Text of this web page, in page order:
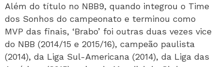
Além do título no NBB9, quando integrou o Time
dos Sonhos do campeonato e terminou como
MVP das finais, ‘Brabo’ foi outras duas vezes vice
do NBB (2014/15 e 2015/16), campeão paulista
(2014), da Liga Sul-Americana (2014), da Liga das